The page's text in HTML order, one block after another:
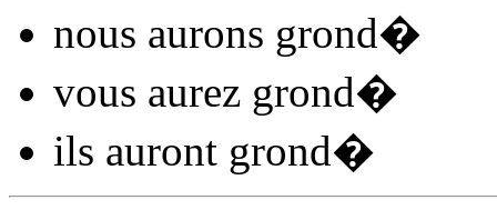
nous aurons grond�
vous aurez grond�
ils auront grond�